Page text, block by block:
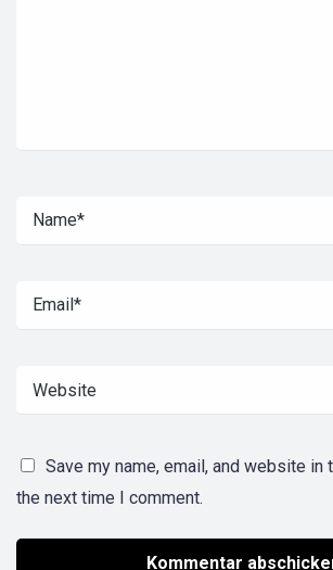
Save my name, email, and website
the next time I comment.